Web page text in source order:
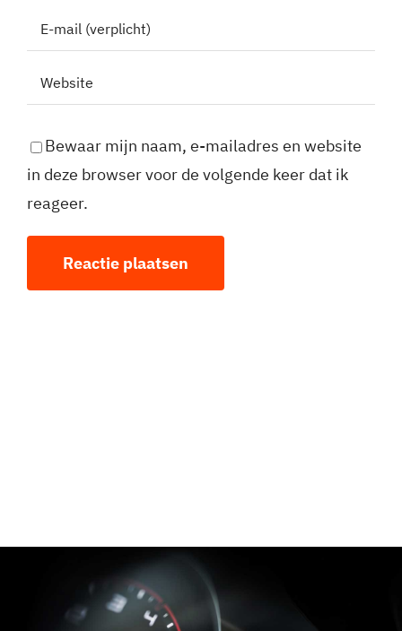
Bewaar mijn naam, e-mailadres en website
in deze browser voor de volgende keer dat ik
reageer.